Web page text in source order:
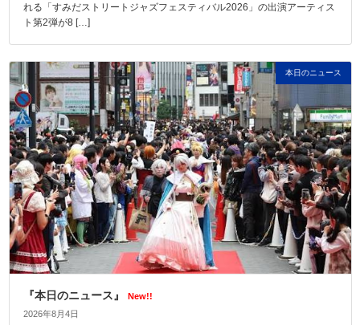
れる「すみだストリートジャズフェスティバル2026」の出演アーティス
ト第2弾が8 […]
本日のニュース
『本日のニュース』
New!!
2026年8月4日